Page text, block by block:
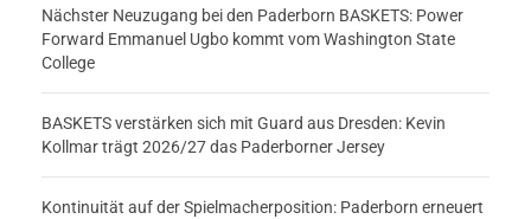
Nächster Neuzugang bei den Paderborn BASKETS: Power
Forward Emmanuel Ugbo kommt vom Washington State
College
BASKETS verstärken sich mit Guard aus Dresden: Kevin
Kollmar trägt 2026/27 das Paderborner Jersey
Kontinuität auf der Spielmacherposition: Paderborn erneuert